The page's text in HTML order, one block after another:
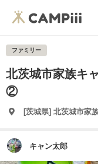
ファミリー
北茨城市家族キ
②
[茨城県] 北茨城市家
キャン太郎